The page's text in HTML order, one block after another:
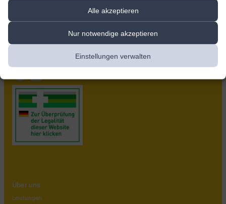
Alle akzeptieren
Nur notwendige akzeptieren
Einstellungen verwalten
+49-9261/96 23 222
mail@sued-stern-apotheke-kc.de
Über uns
Leistungen